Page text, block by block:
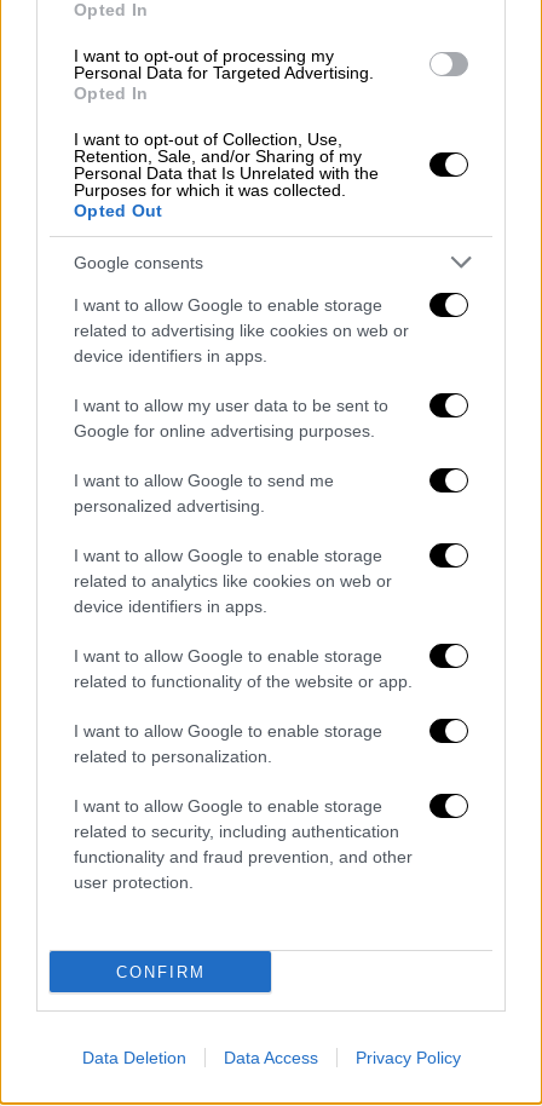
Opted In
I want to opt-out of processing my
Personal Data for Targeted Advertising.
Opted In
I want to opt-out of Collection, Use,
Retention, Sale, and/or Sharing of my
Personal Data that Is Unrelated with the
Purposes for which it was collected.
Opted Out
Google consents
I want to allow Google to enable storage
related to advertising like cookies on web or
device identifiers in apps.
I want to allow my user data to be sent to
Google for online advertising purposes.
I want to allow Google to send me
personalized advertising.
I want to allow Google to enable storage
related to analytics like cookies on web or
device identifiers in apps.
I want to allow Google to enable storage
related to functionality of the website or app.
I want to allow Google to enable storage
related to personalization.
I want to allow Google to enable storage
related to security, including authentication
functionality and fraud prevention, and other
user protection.
CONFIRM
Data Deletion Data Access Privacy Policy
εργάτριες του σεξ παραδέχθηκαν ότι
δωμάτιο του ξενοδοχείου του πριν πεθάνει.
αποκαλύφθηκε, μίλησαν με τον επικεφαλής
εισαγγελέα Μαρσέλο Ρόμα ενόρκως και
ομολόγησαν ότι προσκλήθηκαν στο
ξενοδοχείο CasaSur Palermo, αφού κλήθηκαν
μέσω μιας υπηρεσίας συνοδών. Φέρεται να
έφτασαν στο ξενοδοχείο γύρω στις 11:30
π.μ. καιπέρασαν μερικές ώρες πίνοντας με
. Οι εργάτριες του σεξ
υποστηρίζουν, ωστόσο, ότιδεν έκαναν
χρήση ναρκωτικώνμε τον Πέιν και ότι τους
φάνηκε «φυσιολογικός».
Liam Payne’s girlfriend, Kate Cassidy,
is ‘hurt’ after learning singer
reportedly partied with prostitutes
before death: ‘Huge betrayal’
https://t.co/w4cg9JqCva
pic.twitter.com/okdGug6Ti9
— Page Six (@PageSix)October 19,
2024
Σύμφωνα με την έκθεση, οι δύο γυναίκες δεν
έφυγαν από το ξενοδοχείο μέχρι τις 4 μ.μ.,
επειδή διαφωνούσαν με τον τραγουδιστή,
πληρώσει.
Ένας άλλος επισκέπτης του ξενοδοχείου, ο
μάρτυρας του καυγάγια τα χρήματα. Ο